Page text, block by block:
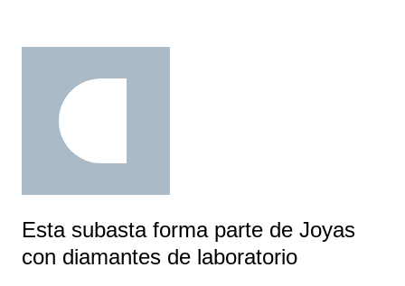
Esta subasta forma parte de Joyas
con diamantes de laboratorio